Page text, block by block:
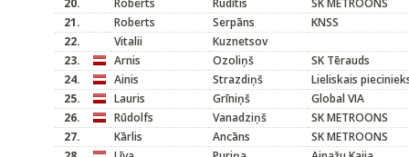
20.
Roberts Rudītis
SK METROONS
21.
Roberts Serpāns
KNSS
22.
Vitalii
Kuznetsov
23.
Arnis Ozoliņš
SK Tērauds
24.
Ainis Strazdiņš
Lieliskais
25.
Lauris Grīniņš
Global VIA
26.
Rūdolfs Vanadziņš
SK METROONS
27.
Kārlis Ancāns
SK METROONS